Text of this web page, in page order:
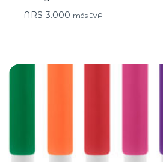
ARS 3.000 más IVA